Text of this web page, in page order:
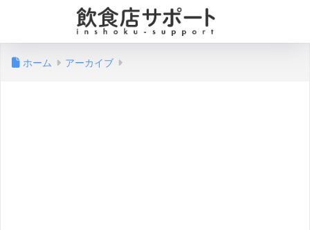
ホーム アーカイブ